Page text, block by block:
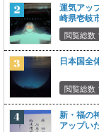
運気アッ
崎県壱岐
閲覧総数
日本国全
閲覧総数
新・福の
アップい